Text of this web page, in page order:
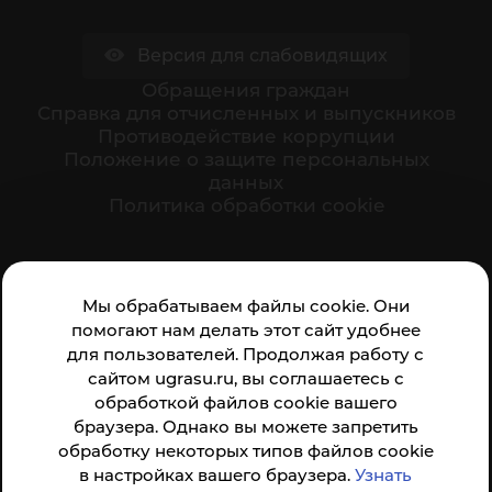
Мы обрабатываем файлы cookie. Они
помогают нам делать этот сайт удобнее
для пользователей. Продолжая работу с
сайтом ugrasu.ru, вы соглашаетесь с
обработкой файлов cookie вашего
браузера. Однако вы можете запретить
обработку некоторых типов файлов cookie
в настройках вашего браузера.Узнать
организации:
Анкета доступна по QR-коду, а так же по прямой
ссылке